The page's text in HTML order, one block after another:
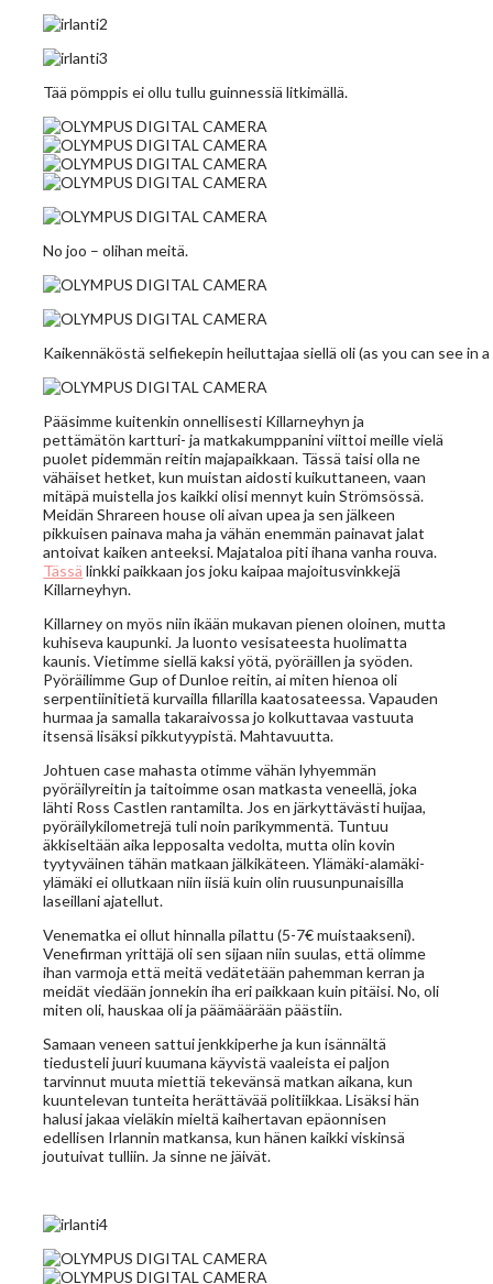
Tää pömppis ei ollu tullu guinnessiä litkimällä.
No joo – olihan meitä.
Kaikennäköstä selfiekepin heiluttajaa siellä oli (as you can see
Pääsimme kuitenkin onnellisesti Killarneyhyn ja
pettämätön kartturi- ja matkakumppanini viittoi meille vielä
puolet pidemmän reitin majapaikkaan. Tässä taisi olla ne
vähäiset hetket, kun muistan aidosti kuikuttaneen, vaan
mitäpä muistella jos kaikki olisi mennyt kuin Strömsössä.
Meidän Shrareen house oli aivan upea ja sen jälkeen
pikkuisen painava maha ja vähän enemmän painavat jalat
antoivat kaiken anteeksi. Majataloa piti ihana vanha rouva.
Tässä linkki paikkaan jos joku kaipaa majoitusvinkkejä
Killarneyhyn.
Killarney on myös niin ikään mukavan pienen oloinen, mutta
kuhiseva kaupunki. Ja luonto vesisateesta huolimatta
kaunis. Vietimme siellä kaksi yötä, pyöräillen ja syöden.
Pyöräilimme Gup of Dunloe reitin, ai miten hienoa oli
serpentiinitietä kurvailla fillarilla kaatosateessa. Vapauden
hurmaa ja samalla takaraivossa jo kolkuttavaa vastuuta
itsensä lisäksi pikkutyypistä. Mahtavuutta.
Johtuen case mahasta otimme vähän lyhyemmän
pyöräilyreitin ja taitoimme osan matkasta veneellä, joka
lähti Ross Castlen rantamilta. Jos en järkyttävästi huijaa,
pyöräilykilometrejä tuli noin parikymmentä. Tuntuu
äkkiseltään aika lepposalta vedolta, mutta olin kovin
tyytyväinen tähän matkaan jälkikäteen. Ylämäki-alamäki-
ylämäki ei ollutkaan niin iisiä kuin olin ruusunpunaisilla
laseillani ajatellut.
Venematka ei ollut hinnalla pilattu (5-7€ muistaakseni).
Venefirman yrittäjä oli sen sijaan niin suulas, että olimme
ihan varmoja että meitä vedätetään pahemman kerran ja
meidät viedään jonnekin iha eri paikkaan kuin pitäisi. No, oli
miten oli, hauskaa oli ja päämäärään päästiin.
Samaan veneen sattui jenkkiperhe ja kun isännältä
tiedusteli juuri kuumana käyvistä vaaleista ei paljon
tarvinnut muuta miettiä tekevänsä matkan aikana, kun
kuuntelevan tunteita herättävää politiikkaa. Lisäksi hän
halusi jakaa vieläkin mieltä kaihertavan epäonnisen
edellisen Irlannin matkansa, kun hänen kaikki viskinsä
joutuivat tulliin. Ja sinne ne jäivät.